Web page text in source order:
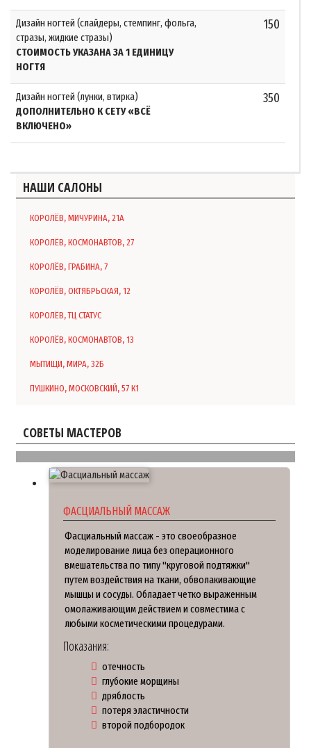
Дизайн ногтей (слайдеры, стемпинг, фольга,
стразы, жидкие стразы)
СТОИМОСТЬ УКАЗАНА ЗА 1 ЕДИНИЦУ
НОГТЯ
150
Дизайн ногтей (лунки, втирка)
ДОПОЛНИТЕЛЬНО К СЕТУ «ВСЁ
ВКЛЮЧЕНО»
350
НАШИ САЛОНЫ
КОРОЛЁВ, МИЧУРИНА, 21А
КОРОЛЁВ, КОСМОНАВТОВ, 27
КОРОЛЁВ, ГРАБИНА, 7
КОРОЛЁВ, ОКТЯБРЬСКАЯ, 12
КОРОЛЁВ, ТЦ СТАТУС
КОРОЛЁВ, КОСМОНАВТОВ, 13
МЫТИЩИ, МИРА, 32Б
ПУШКИНО, МОСКОВСКИЙ, 57 К1
СОВЕТЫ МАСТЕРОВ
ФАСЦИАЛЬНЫЙ МАССАЖ
Фасциальный массаж - это своеобразное
моделирование лица без операционного
вмешательства по типу "круговой подтяжки"
путем воздействия на ткани, обволакивающие
мышцы и сосуды. Обладает четко выраженным
омолаживающим действием и совместима с
любыми косметическими процедурами.
Показания:
отечность
глубокие морщины
дряблость
потеря эластичности
второй подбородок